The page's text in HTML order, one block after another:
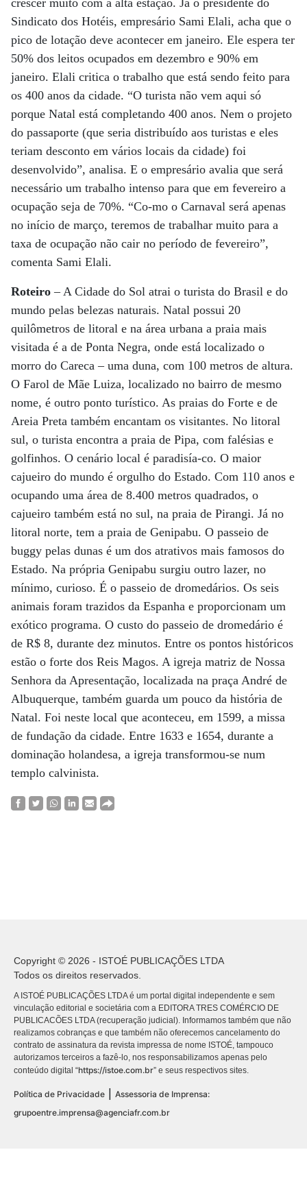
crescer muito com a alta estação. Já o presidente do
Sindicato dos Hotéis, empresário Sami Elali, acha que o
pico de lotação deve acontecer em janeiro. Ele espera ter
50% dos leitos ocupados em dezembro e 90% em
janeiro. Elali critica o trabalho que está sendo feito para
os 400 anos da cidade. “O turista não vem aqui só
porque Natal está completando 400 anos. Nem o projeto
do passaporte (que seria distribuído aos turistas e eles
teriam desconto em vários locais da cidade) foi
desenvolvido”, analisa. E o empresário avalia que será
necessário um trabalho intenso para que em fevereiro a
ocupação seja de 70%. “Co-mo o Carnaval será apenas
no início de março, teremos de trabalhar muito para a
taxa de ocupação não cair no período de fevereiro”,
comenta Sami Elali.
Roteiro– A Cidade do Sol atrai o turista do Brasil e do
mundo pelas belezas naturais. Natal possui 20
quilômetros de litoral e na área urbana a praia mais
visitada é a de Ponta Negra, onde está localizado o
morro do Careca – uma duna, com 100 metros de altura.
O Farol de Mãe Luiza, localizado no bairro de mesmo
nome, é outro ponto turístico. As praias do Forte e de
Areia Preta também encantam os visitantes. No litoral
sul, o turista encontra a praia de Pipa, com falésias e
golfinhos. O cenário local é paradisía-co. O maior
cajueiro do mundo é orgulho do Estado. Com 110 anos e
ocupando uma área de 8.400 metros quadrados, o
cajueiro também está no sul, na praia de Pirangi. Já no
litoral norte, tem a praia de Genipabu. O passeio de
buggy pelas dunas é um dos atrativos mais famosos do
Estado. Na própria Genipabu surgiu outro lazer, no
mínimo, curioso. É o passeio de dromedários. Os seis
animais foram trazidos da Espanha e proporcionam um
exótico programa. O custo do passeio de dromedário é
de R$ 8, durante dez minutos. Entre os pontos históricos
estão o forte dos Reis Magos. A igreja matriz de Nossa
Senhora da Apresentação, localizada na praça André de
Albuquerque, também guarda um pouco da história de
Natal. Foi neste local que aconteceu, em 1599, a missa
de fundação da cidade. Entre 1633 e 1654, durante a
dominação holandesa, a igreja transformou-se num
templo calvinista.
Copyright © 2026 - ISTOÉ PUBLICAÇÕES LTDA
Todos os direitos reservados.
A ISTOÉ PUBLICAÇÕES LTDA é um portal digital independente e sem
vinculação editorial e societária com a EDITORA TRES COMÉRCIO DE
PUBLICACÕES LTDA (recuperação judicial). Informamos também que não
realizamos cobranças e que também não oferecemos cancelamento do
contrato de assinatura da revista impressa de nome ISTOÉ, tampouco
autorizamos terceiros a fazê-lo, nos responsabilizamos apenas pelo
conteúdo digital “https://istoe.com.br” e seus respectivos sites.
Política de Privacidade
Assessoria de Imprensa:
grupoentre.imprensa@agenciafr.com.br